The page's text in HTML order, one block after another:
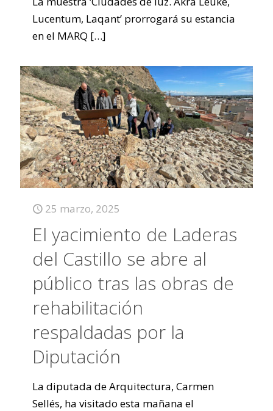
Lucentum, Laqant’ prorrogará su estancia
en el MARQ […]
25 marzo, 2025
El yacimiento de Laderas
del Castillo se abre al
público tras las obras de
rehabilitación
respaldadas por la
Diputación
La diputada de Arquitectura, Carmen
Sellés, ha visitado esta mañana el